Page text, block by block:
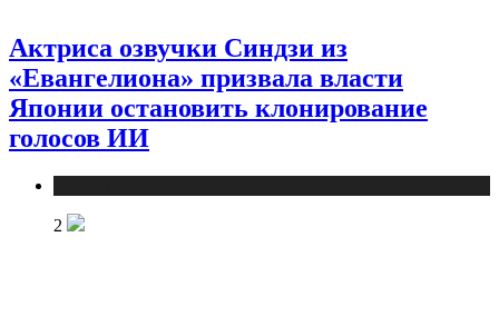
Актриса озвучки Синдзи из
«Евангелиона» призвала власти
Японии остановить клонирование
голосов ИИ
2